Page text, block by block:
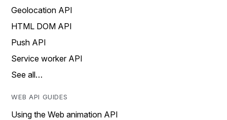
Geolocation API
HTML DOM API
Push API
Service worker API
See all…
WEB API GUIDES
Using the Web animation API